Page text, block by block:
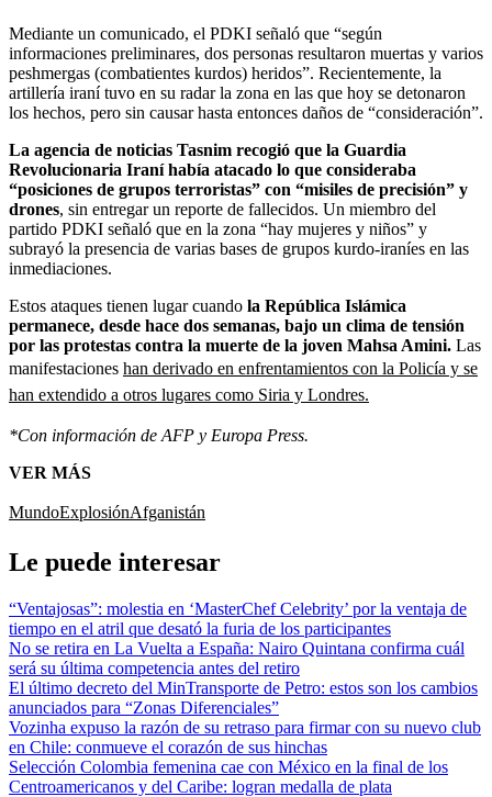
Mediante un comunicado, el PDKI señaló que “según
informaciones preliminares, dos personas resultaron muertas y varios
peshmergas (combatientes kurdos) heridos”. Recientemente, la
artillería iraní tuvo en su radar la zona en las que hoy se detonaron
los hechos, pero sin causar hasta entonces daños de “consideración”.
La agencia de noticias Tasnim recogió que la Guardia
Revolucionaria Iraní había atacado lo que consideraba
“posiciones de grupos terroristas” con “misiles de precisión” y
drones, sin entregar un reporte de fallecidos. Un miembro del
partido PDKI señaló que en la zona “hay mujeres y niños” y
subrayó la presencia de varias bases de grupos kurdo-iraníes en las
inmediaciones.
Estos ataques tienen lugar cuando la República Islámica
permanece, desde hace dos semanas, bajo un clima de tensión
por las protestas contra la muerte de la joven Mahsa Amini. Las
manifestaciones han derivado en enfrentamientos con la Policía y se
han extendido a otros lugares como Siria y Londres.
*Con información de AFP y Europa Press.
VER MÁS
MundoExplosiónAfganistán
Le puede interesar
“Ventajosas”: molestia en ‘MasterChef Celebrity’ por la ventaja de
tiempo en el atril que desató la furia de los participantes
No se retira en La Vuelta a España: Nairo Quintana confirma cuál
será su última competencia antes del retiro
El último decreto del MinTransporte de Petro: estos son los cambios
anunciados para “Zonas Diferenciales”
Vozinha expuso la razón de su retraso para firmar con su nuevo club
en Chile: conmueve el corazón de sus hinchas
Selección Colombia femenina cae con México en la final de los
Centroamericanos y del Caribe: logran medalla de plata